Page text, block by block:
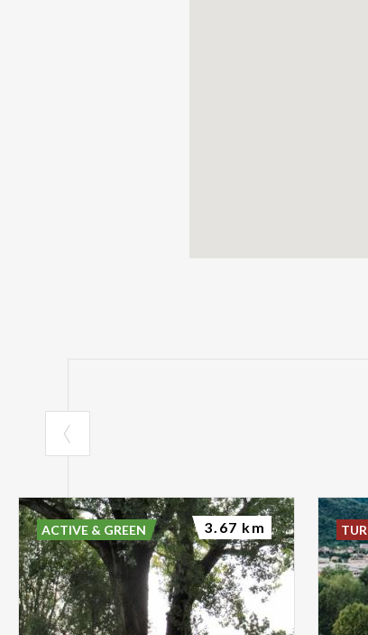
ACTIVE & GREEN 3.67 km